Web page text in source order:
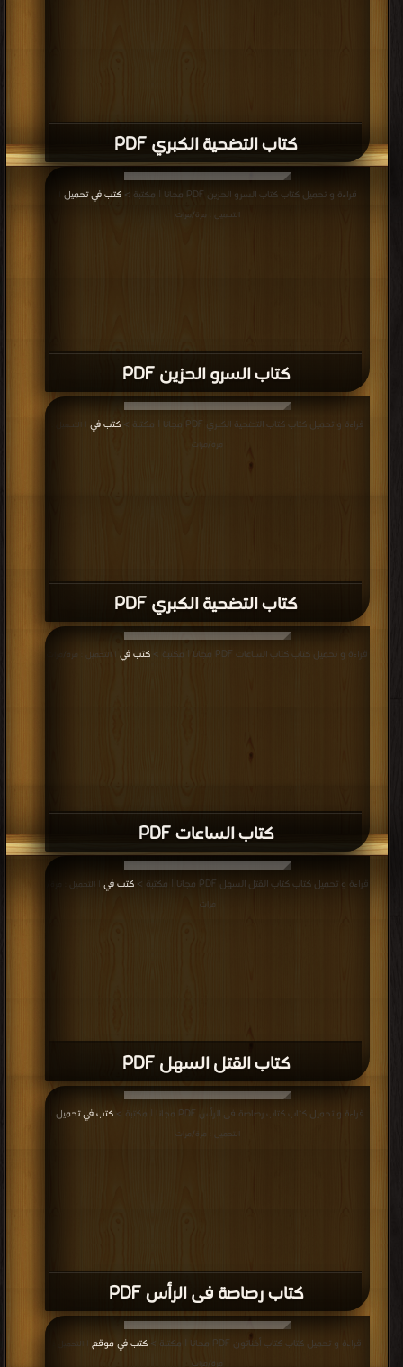
كتاب التضحية الكبري PDF
كتاب السرو الحزين PDF
قراءة و تحميل كتاب كتاب السرو الحزين PDF مجانا | مكتبة > كتب في تحميل
التحميل : مرة/مرات
كتاب التضحية الكبري PDF
قراءة و تحميل كتاب كتاب التضحية الكبري PDF مجانا | مكتبة > كتب في
| التحميل :
مرة/مرات
كتاب الساعات PDF
قراءة و تحميل كتاب كتاب الساعات PDF مجانا | مكتبة > كتب في | التحميل : مرة/مرات
كتاب القتل السهل PDF
قراءة و تحميل كتاب كتاب القتل السهل PDF مجانا | مكتبة > كتب في | التحميل : مرة/
مرات
كتاب رصاصة فى الرأس PDF
قراءة و تحميل كتاب كتاب رصاصة فى الرأس PDF مجانا | مكتبة > كتب في تحميل
التحميل : مرة/مرات
قراءة و تحميل كتاب كتاب أخناتون PDF مجانا | مكتبة > كتب في موقع
| التحميل :